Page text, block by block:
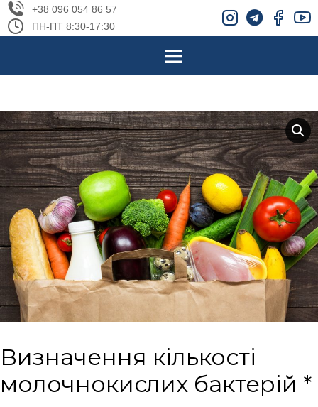
+38 096 054 86 57
ПН-ПТ 8:30-17:30
Визначення кількості
молочнокислих бактерій *